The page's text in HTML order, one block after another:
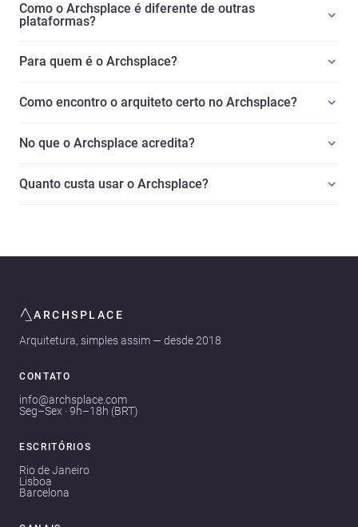
Como o Archsplace é diferente de outras
plataformas?
Para quem é o Archsplace?
Como encontro o arquiteto certo no Archsplace?
No que o Archsplace acredita?
Quanto custa usar o Archsplace?
ARCHSPLACE
Arquitetura, simples assim — desde 2018
CONTATO
info@archsplace.com
Seg–Sex · 9h–18h (BRT)
ESCRITÓRIOS
Rio de Janeiro
Lisboa
Barcelona